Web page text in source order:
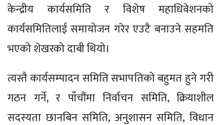
केन्द्रीय कार्यसमिति र विशेष महाधिवेशनको
कार्यसमितिलाई समायोजन गरेर एउटै बनाउने सहमति
भएको शेखरको दाबी थियो।
त्यस्तै कार्यसम्पादन समिति सभापतिको बहुमत हुने गरी
गठन गर्ने, र पाँचौंमा निर्वाचन समिति, क्रियाशील
सदस्यता छानबिन समिति, अनुशासन समिति, विधान